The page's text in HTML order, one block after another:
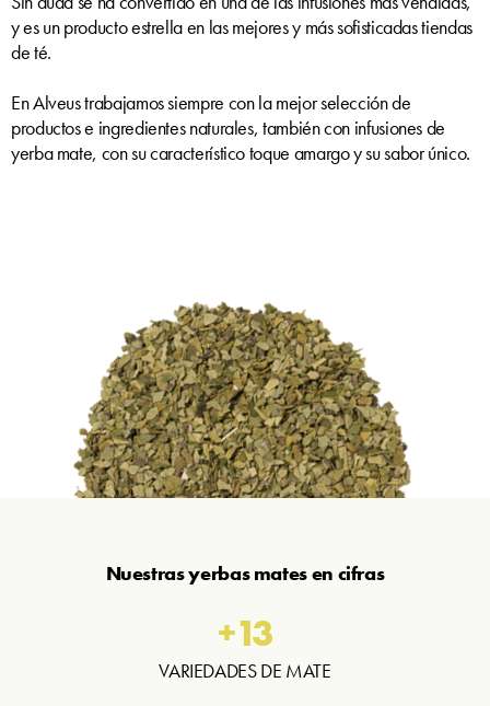
y es un producto estrella en las mejores y más sofisticadas tiendas
de té.
En Alveus trabajamos siempre con la mejor selección de
productos e ingredientes naturales, también con infusiones de
yerba mate, con su característico toque amargo y su sabor único.
Nuestras yerbas mates en cifras
VARIEDADES DE MATE
+13